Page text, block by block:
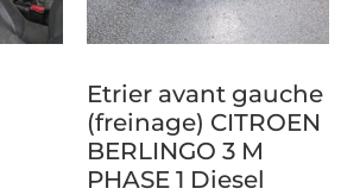
Etrier avant gauche
(freinage) CITROEN
BERLINGO 3 M
PHASE 1 Diesel